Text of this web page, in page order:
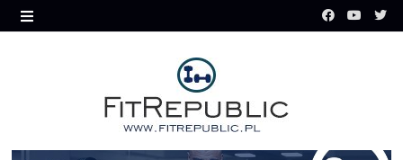
Skip
to
MENU